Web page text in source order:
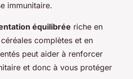
immunitaire.
équilibrée riche en
complètes et en
peut aider à renforcer
et donc à vous protéger